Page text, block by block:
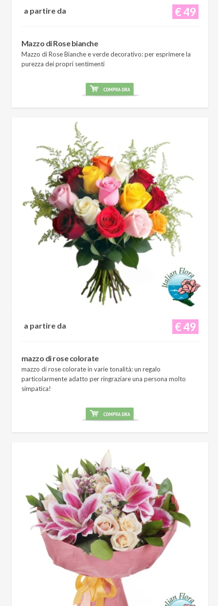
€ 49
a partire da
Mazzo di Rose bianche
Mazzo di Rose Bianche e verde decorativo: per esprimere la
purezza dei propri sentimenti
€ 49
a partire da
mazzo di rose colorate
mazzo di rose colorate in varie tonalità: un regalo
particolarmente adatto per ringraziare una persona molto
simpatica!